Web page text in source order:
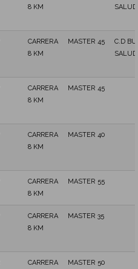
8 KM
CARRERA
8 KM
MASTER 45
C.D
CARRERA
8 KM
MASTER 45
CARRERA
8 KM
MASTER 40
CARRERA
8 KM
MASTER 55
CARRERA
8 KM
MASTER 35
CARRERA MASTER 50